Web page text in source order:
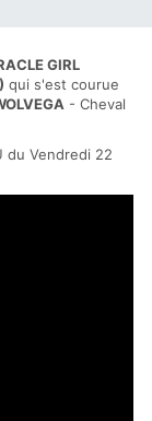
GIRL
qui s'est courue
- Cheval
du Vendredi 22